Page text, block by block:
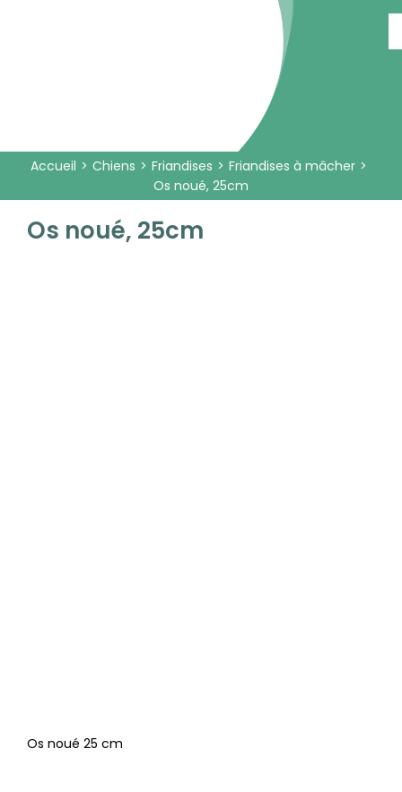
Accueil Chiens Friandises
Friandises à mâcher
Os noué, 25cm
Os noué, 25cm
Os noué 25 cm